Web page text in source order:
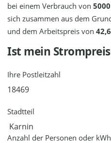
bei einem Verbrauch von
sich zusammen aus dem
und dem Arbeitspreis von
Ist mein
Ihre Postleitzahl
Stadtteil
Anzahl der Personen oder